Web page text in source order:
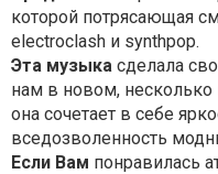
которой потрясающая
electroclash и synthpop.
Эта музыка сделала
нам в новом,
она сочетает в себе
вседозволенность
Если Вам понравилась